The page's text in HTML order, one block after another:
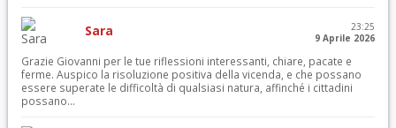
Sara
23:25
9 Aprile 2026
Grazie Giovanni per le tue riflessioni interessanti, chiare, pacate e
ferme. Auspico la risoluzione positiva della vicenda, e che possano
essere superate le difficoltà di qualsiasi natura, affinché i cittadini
possano...